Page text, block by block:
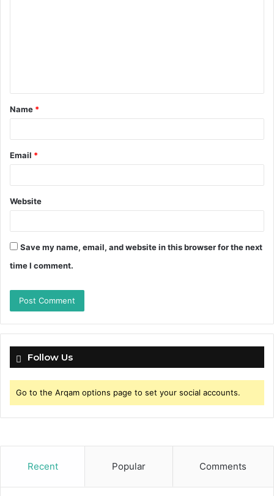
t
*
Name *
Email *
Website
Save my name, email, and website in this browser for the next
time I comment.
Follow Us
Go to the Arqam options page to set your social accounts.
Recent Popular Comments